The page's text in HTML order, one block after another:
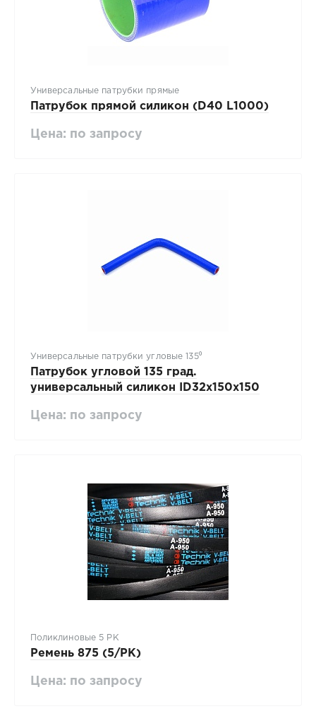
Универсальные патрубки прямые
Патрубок прямой силикон (D40 L1000)
Цена: по запросу
Универсальные патрубки угловые 135⁰
Патрубок угловой 135 град.
универсальный силикон ID32х150х150
Цена: по запросу
Поликлиновые 5 PK
Ремень 875 (5/PK)
Цена: по запросу